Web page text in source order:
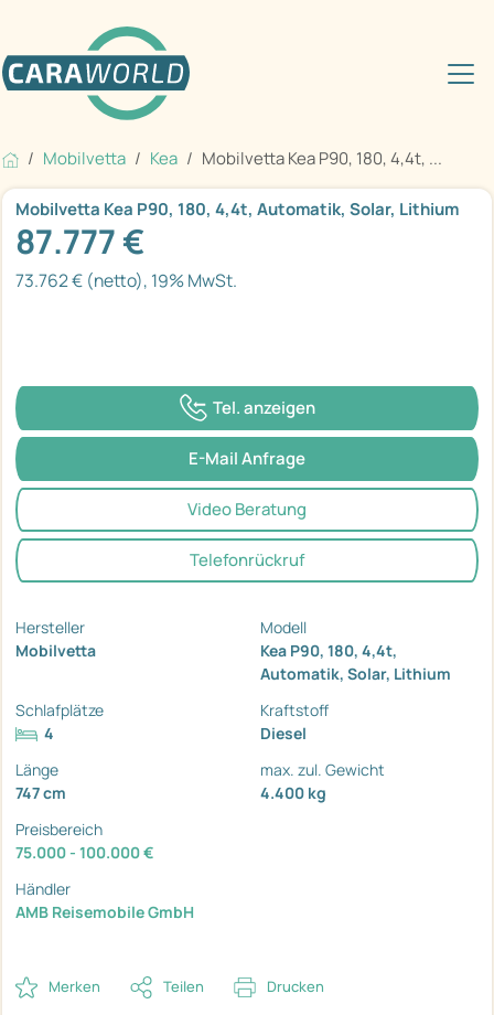
Mobilvetta Kea Mobilvetta Kea P90, 180, 4,4t, ...
Mobilvetta Kea P90, 180, 4,4t, Automatik, Solar, Lithium
87.777 €
73.762 € (netto), 19% MwSt.
Tel. anzeigen
E-Mail Anfrage
Video Beratung
Telefonrückruf
Hersteller
Mobilvetta
Modell
Kea P90, 180, 4,4t,
Automatik, Solar, Lithium
Schlafplätze
4
Kraftstoff
Diesel
Länge
747 cm
max. zul. Gewicht
4.400 kg
Preisbereich
75.000 - 100.000 €
Händler
AMB Reisemobile GmbH
Merken Teilen Drucken